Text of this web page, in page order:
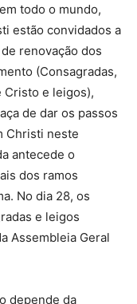
todo o mundo,
estão convidados a
renovação dos
(Consagradas,
Cristo e leigos),
de dar os passos
Christi neste
antecede o
dos ramos
No dia 28, os
e leigos
Assembleia Geral
depende da